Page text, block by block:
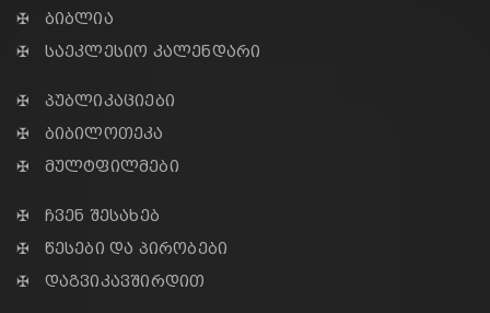
✠ ბიბლია
✠ საეკლესიო კალენდარი
✠ პუბლიკაციები
✠ ბიბილოთეკა
✠ მულტფილმები
✠ ჩვენ შესახებ
✠ წესები და პირობები
✠ დაგვიკავშირდით